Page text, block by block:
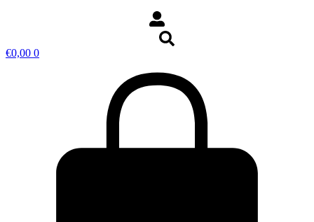
€0,00 0